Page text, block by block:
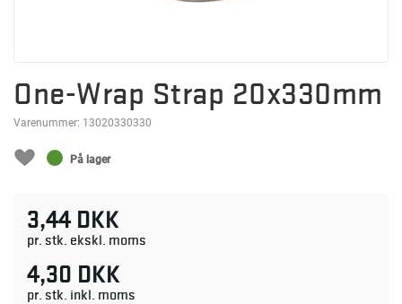
One-Wrap Strap 20x330mm
Varenummer: 13020330330
På lager
3,44 DKK
pr. stk. ekskl. moms
4,30 DKK
pr. stk. inkl. moms